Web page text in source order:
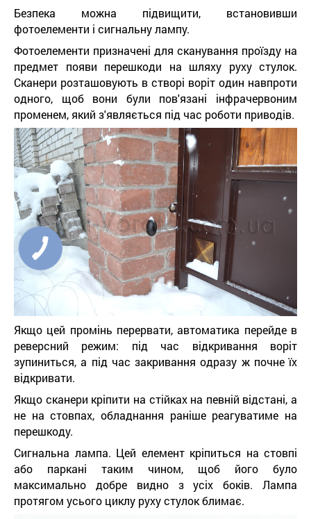
Безпека можна підвищити, встановивши
фотоелементи і сигнальну лампу.
Фотоелементи призначені для сканування проїзду на
предмет появи перешкоди на шляху руху стулок.
Сканери розташовують в створі воріт один навпроти
одного, щоб вони були пов'язані інфрачервоним
променем, який з'являється під час роботи приводів.
Якщо цей промінь перервати, автоматика перейде в
реверсний режим: під час відкривання воріт
зупиниться, а під час закривання одразу ж почне їх
відкривати.
Якщо сканери кріпити на стійках на певній відстані, а
не на стовпах, обладнання раніше реагуватиме на
перешкоду.
Сигнальна лампа. Цей елемент кріпиться на стовпі
або паркані таким чином, щоб його було
максимально добре видно з усіх боків. Лампа
протягом усього циклу руху стулок блимає.